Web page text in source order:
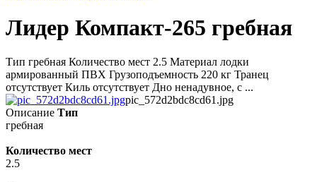
Лидер Компакт-265 гребная
Тип гребная Количество мест 2.5 Материал лодки
армированный ПВХ Грузоподъемность 220 кг Транец
отсутствует Киль отсутствует Дно ненадувное, с ...
pic_572d2bdc8cd61.jpg
Описание Тип
гребная
Количество мест
2.5